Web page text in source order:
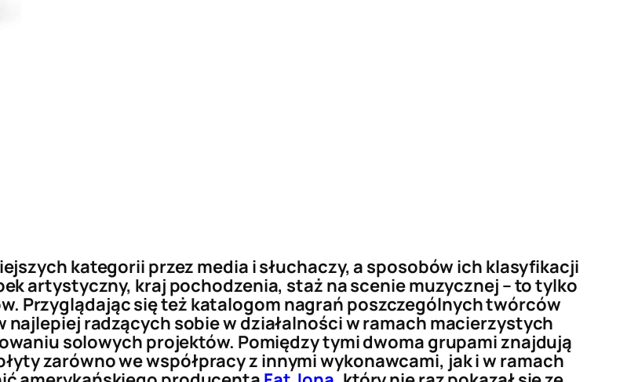
kategorii przez media i słuchaczy, a sposobów ich klasyfikacji
artystyczny, kraj pochodzenia, staż na scenie muzycznej – to tylko
Przyglądając się też katalogom nagrań poszczególnych twórców
radzących sobie w działalności w ramach macierzystych
solowych projektów. Pomiędzy tymi dwoma grupami znajdują
zarówno we współpracy z innymi wykonawcami, jak i w ramach